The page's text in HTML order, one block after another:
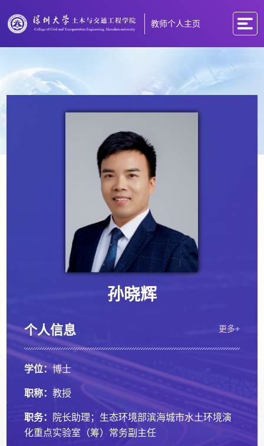
教师个人主页
孙晓辉
个人信息 更多+
学位：博士
职称：教授
职务：
院长助理；生态环境部滨海城市水土环境演
化重点实验室（筹）常务副主任